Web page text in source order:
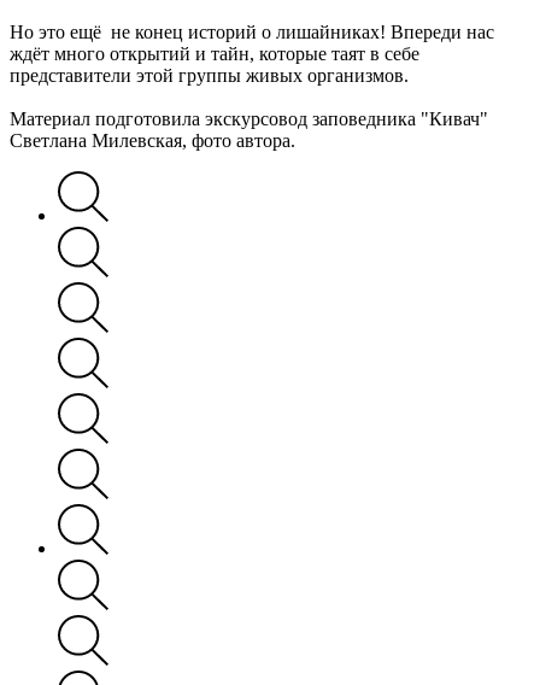
Но это ещё не конец историй о лишайниках! Впереди нас
ждёт много открытий и тайн, которые таят в себе
представители этой группы живых организмов.
Материал подготовила экскурсовод заповедника "Кивач"
Светлана Милевская, фото автора.